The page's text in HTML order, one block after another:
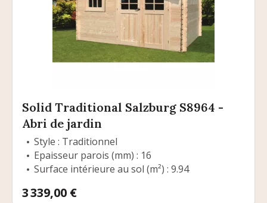
Solid Traditional Salzburg S8964 -
Abri de jardin
Style : Traditionnel
Epaisseur parois (mm) : 16
Surface intérieure au sol (m²) : 9.94
Prix
3 339,00 €